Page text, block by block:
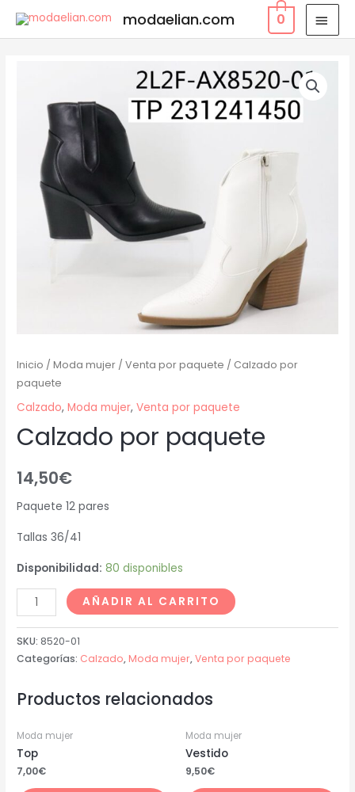
modaelian.com 0
Inicio /Moda mujer /Venta por paquete / Calzado por
paquete
Calzado,Moda mujer,Venta por paquete
Calzado por paquete
14,50€
Paquete 12 pares
Tallas 36/41
Disponibilidad: 80 disponibles
AÑADIR AL CARRITO
SKU: 8520-01
Categorías: Calzado, Moda mujer,Venta por paquete
Productos relacionados
Moda mujer
Top
7,00€
Moda mujer
Vestido
9,50€